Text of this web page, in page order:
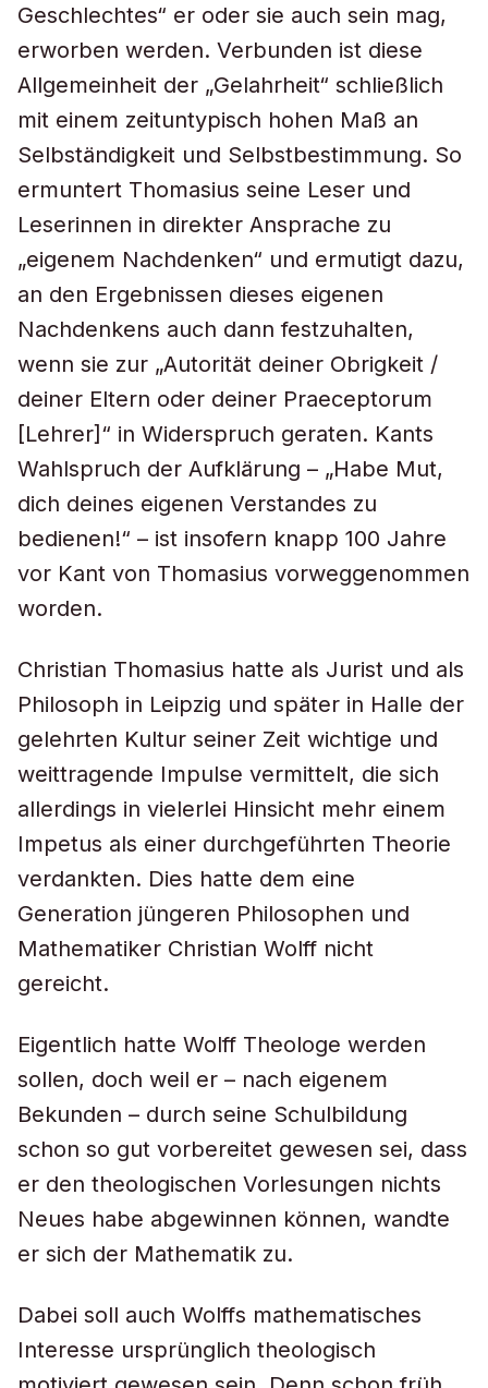
Geschlechtes“ er oder sie auch sein mag,
erworben werden. Verbunden ist diese
Allgemeinheit der „Gelahrheit“ schließlich
mit einem zeituntypisch hohen Maß an
Selbständigkeit und Selbstbestimmung. So
ermuntert Thomasius seine Leser und
Leserinnen in direkter Ansprache zu
„eigenem Nachdenken“ und ermutigt dazu,
an den Ergebnissen dieses eigenen
Nachdenkens auch dann festzuhalten,
wenn sie zur „Autorität deiner Obrigkeit /
deiner Eltern oder deiner Praeceptorum
[Lehrer]“ in Widerspruch geraten. Kants
Wahlspruch der Aufklärung – „Habe Mut,
dich deines eigenen Verstandes zu
bedienen!“ – ist insofern knapp 100 Jahre
vor Kant von Thomasius vorweggenommen
worden.
Christian Thomasius hatte als Jurist und als
Philosoph in Leipzig und später in Halle der
gelehrten Kultur seiner Zeit wichtige und
weittragende Impulse vermittelt, die sich
allerdings in vielerlei Hinsicht mehr einem
Impetus als einer durchgeführten Theorie
verdankten. Dies hatte dem eine
Generation jüngeren Philosophen und
Mathematiker Christian Wolff nicht
gereicht.
Eigentlich hatte Wolff Theologe werden
sollen, doch weil er – nach eigenem
Bekunden – durch seine Schulbildung
schon so gut vorbereitet gewesen sei, dass
er den theologischen Vorlesungen nichts
Neues habe abgewinnen können, wandte
er sich der Mathematik zu.
Dabei soll auch Wolffs mathematisches
Interesse ursprünglich theologisch